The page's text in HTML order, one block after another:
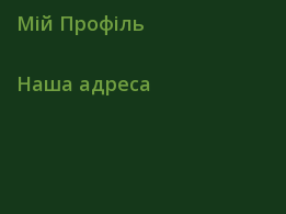
Мій Профіль
Наша адреса